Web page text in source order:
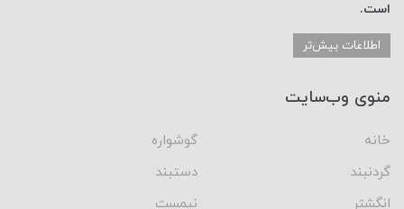
است.
اطلاعات بیش‌تر
منوی وب‌سایت
خانه
گوشواره
گردنبند
دستبند
انگشتر
نیمست